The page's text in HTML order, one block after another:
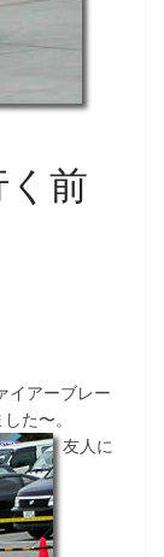
前
イアーブレー
た〜。
友人に